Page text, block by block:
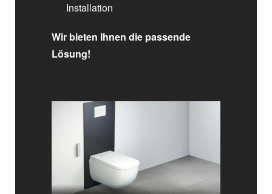
Installation
Wir bieten Ihnen die passende
Lösung!